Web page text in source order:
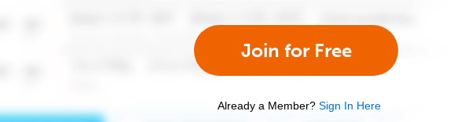
Join for Free
Already a Member? Sign In Here